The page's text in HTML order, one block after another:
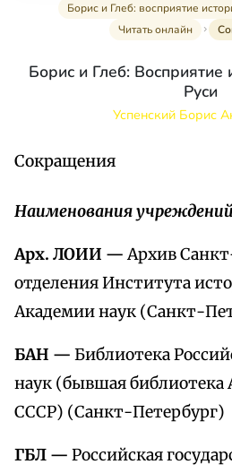
Борис и Глеб: восприятие
Читать онлайн
Борис и Глеб:
Руси
Успенский Борис
Сокращения
Наименования учреждений
Арх. ЛОИИ —Архив
отделения Института
Академии наук (Санкт-
БАН — Библиотека
наук (бывшая библиотека
СССР) (Санкт-Петербург)
ГБЛ — Российская